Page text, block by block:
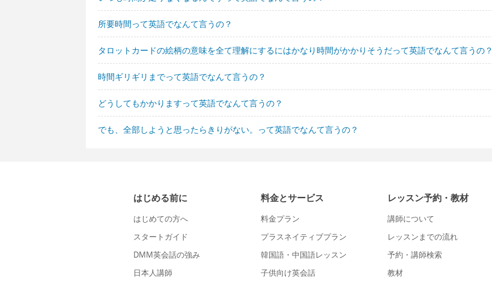
所要時間って英語でなんて言うの？
タロットカードの絵柄の意味を全て理解にするにはかなり時間がかかりそうだって英語でなんて言うの？
時間ギリギリまでって英語でなんて言うの？
どうしてもかかりますって英語でなんて言うの？
でも、全部しようと思ったらきりがない。って英語でなんて言うの？
はじめる前に
はじめての方へ
スタートガイド
DMM英会話の強み
日本人講師
料金とサービス
料金プラン
プラスネイティブプラン
韓国語・中国語レッスン
子供向け英会話
レッスン予約・教材
講師について
レッスンまでの流れ
予約・講師検索
教材